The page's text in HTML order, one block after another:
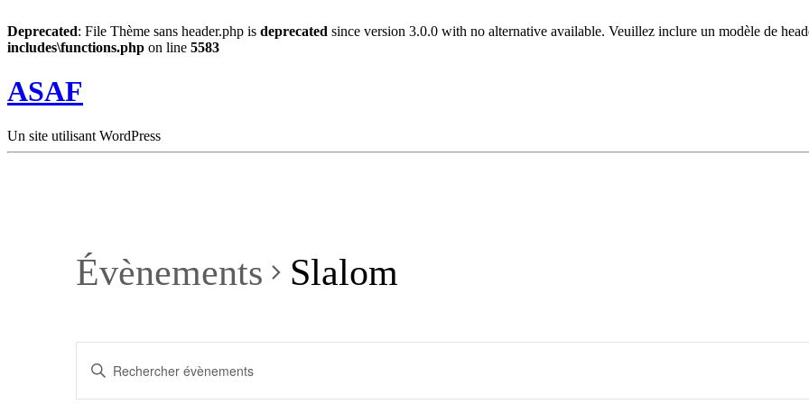
Deprecated: File Thème sans header.php is deprecated since version 3.0.0 with no alternative available. Veuillez inclure un modèle de
includes\functions.php on line 5583
ASAF
Un site utilisant WordPress
Évènements Slalom
et
Saisir
mot-